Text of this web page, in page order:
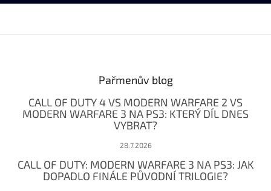
Pařmenův blog
CALL OF DUTY 4 VS MODERN WARFARE 2 VS
MODERN WARFARE 3 NA PS3: KTERÝ DÍL DNES
VYBRAT?
28.7.2026
CALL OF DUTY: MODERN WARFARE 3 NA PS3: JAK
DOPADLO FINÁLE PŮVODNÍ TRILOGIE?